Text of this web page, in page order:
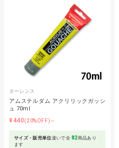
ターレンス
アムステルダム アクリリックガッシ
ュ 70ml
¥440(20%OFF)～
サイズ・販売単位違いで全 82商品あり
ます